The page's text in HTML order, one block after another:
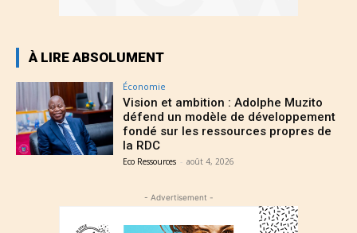
À LIRE ABSOLUMENT
Économie
Vision et ambition : Adolphe Muzito
défend un modèle de développement
fondé sur les ressources propres de
la RDC
Eco Ressources - août 4, 2026
- Advertisement -